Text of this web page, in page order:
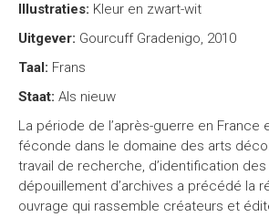
Illustraties: Kleur en zwart-wit
Uitgever: Gourcuff Gradenigo, 2010
Taal: Frans
Staat: Als nieuw
La période de l’après-guerre en
féconde dans le domaine des arts
travail de recherche, d’identification
dépouillement d’archives a précédé la
ouvrage qui rassemble créateurs et